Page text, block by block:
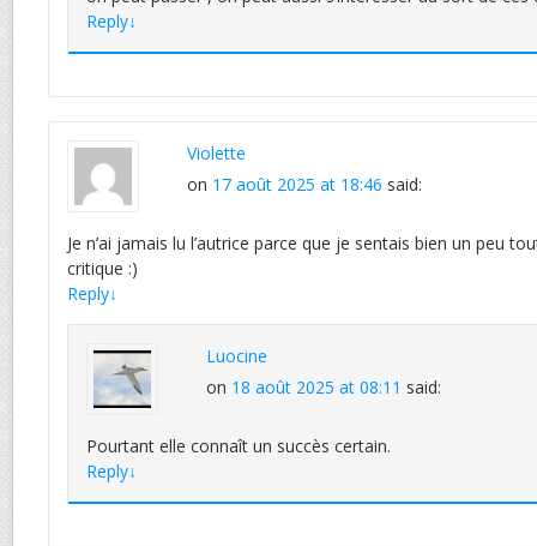
Reply↓
Violette
on 17 août 2025 at 18:46 said:
Je n’ai jamais lu l’autrice parce que je sentais bien un peu
critique :)
Reply↓
Luocine
on 18 août 2025 at 08:11 said:
Pourtant elle connaît un succès certain.
Reply↓